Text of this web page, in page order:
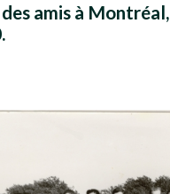
amis à Montréal,